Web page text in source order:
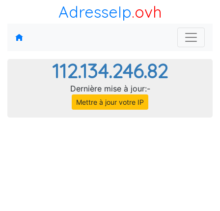
AdresseIp.ovh
112.134.246.82
Dernière mise à jour:-
Mettre à jour votre IP